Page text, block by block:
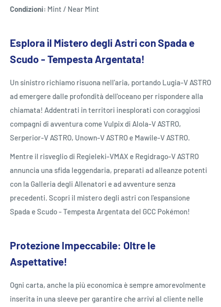
Condizioni: Mint / Near Mint
Esplora il Mistero degli Astri con Spada e
Scudo - Tempesta Argentata!
Un sinistro richiamo risuona nell'aria, portando Lugia-V ASTRO
ad emergere dalle profondità dell'oceano per rispondere alla
chiamata! Addentrati in territori inesplorati con coraggiosi
compagni di avventura come Vulpix di Alola-V ASTRO,
Serperior-V ASTRO, Unown-V ASTRO e Mawile-V ASTRO.
Mentre il risveglio di Regieleki-VMAX e Regidrago-V ASTRO
annuncia una sfida leggendaria, preparati ad alleanze potenti
con la Galleria degli Allenatori e ad avventure senza
precedenti. Scopri il mistero degli astri con l'espansione
Spada e Scudo - Tempesta Argentata del GCC Pokémon!
Protezione Impeccabile: Oltre le
Aspettative!
Ogni carta, anche la più economica è sempre amorevolmente
inserita in una sleeve per garantire che arrivi al cliente nelle